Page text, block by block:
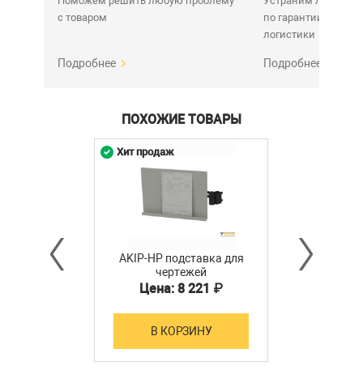
с товаром
Подробнее
по гарантии. Срок
логистики
Подробнее
ПОХОЖИЕ ТОВАРЫ
AKIP-HP подставка для
чертежей
Цена: 8 221 ₽
В КОРЗИНУ
Хит продаж